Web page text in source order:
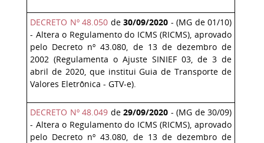
DECRETO Nº 48.050 de 30/09/2020 - (MG de 01/10)
- Altera o Regulamento do ICMS (RICMS), aprovado
pelo Decreto nº 43.080, de 13 de dezembro de
2002 (Regulamenta o Ajuste SINIEF 03, de 3 de
abril de 2020, que institui Guia de Transporte de
Valores Eletrônica - GTV-e).
DECRETO Nº 48.049 de 29/09/2020 - (MG de 30/09)
- Altera o Regulamento do ICMS (RICMS), aprovado
pelo Decreto nº 43.080, de 13 de dezembro de